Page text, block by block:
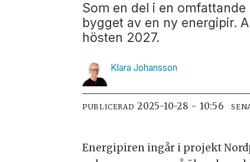
Som en del i en
bygget av en ny energipir.
hösten 2027.
Klara Johansson
PUBLICERAD 2025-10-28 - 10:56
Energipiren ingår i projekt